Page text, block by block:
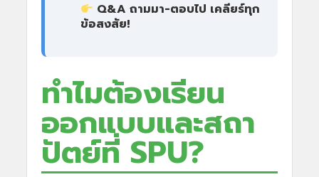
Q&A ถามมา-ตอบไป เคลียร์ทุก
ข้อสงสัย!
ทำไมต้องเรียน
ออกแบบและสถา
ปัตย์ที่ SPU?